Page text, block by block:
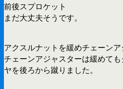
前後スプロケット
まだ大丈夫そうです。
アクスルナットを緩めチェーンア
チェーンアジャスターは緩めて
ヤを後ろから蹴りました。